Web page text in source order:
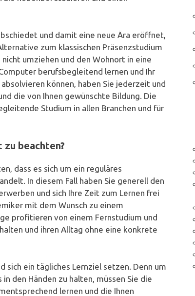
und damit eine neue Ära eröffnet,
zum klassischen Präsenzstudium
umziehen und den Wohnort in eine
berufsbegleitend lernen und Ihr
können, haben Sie jederzeit und
die von Ihnen gewünschte Bildung. Die
Studium in allen Branchen und für
zu beachten?
dass es sich um ein reguläres
In diesem Fall haben Sie generell den
und sich Ihre Zeit zum Lernen frei
mit dem Wunsch zu einem
profitieren von einem Fernstudium und
und ihren Alltag ohne eine konkrete
sich ein tägliches Lernziel setzen. Denn um
den Händen zu halten, müssen Sie die
lernen und die Ihnen